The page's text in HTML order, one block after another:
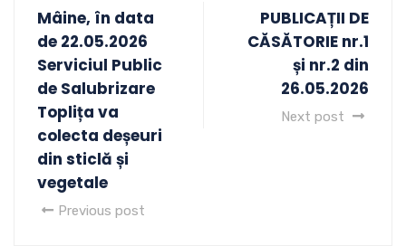
Mâine, în data
de 22.05.2026
Serviciul Public
de Salubrizare
Toplița va
colecta deșeuri
din sticlă și
vegetale
Previous post
PUBLICAȚII DE
CĂSĂTORIE nr.1
și nr.2 din
26.05.2026
Next post